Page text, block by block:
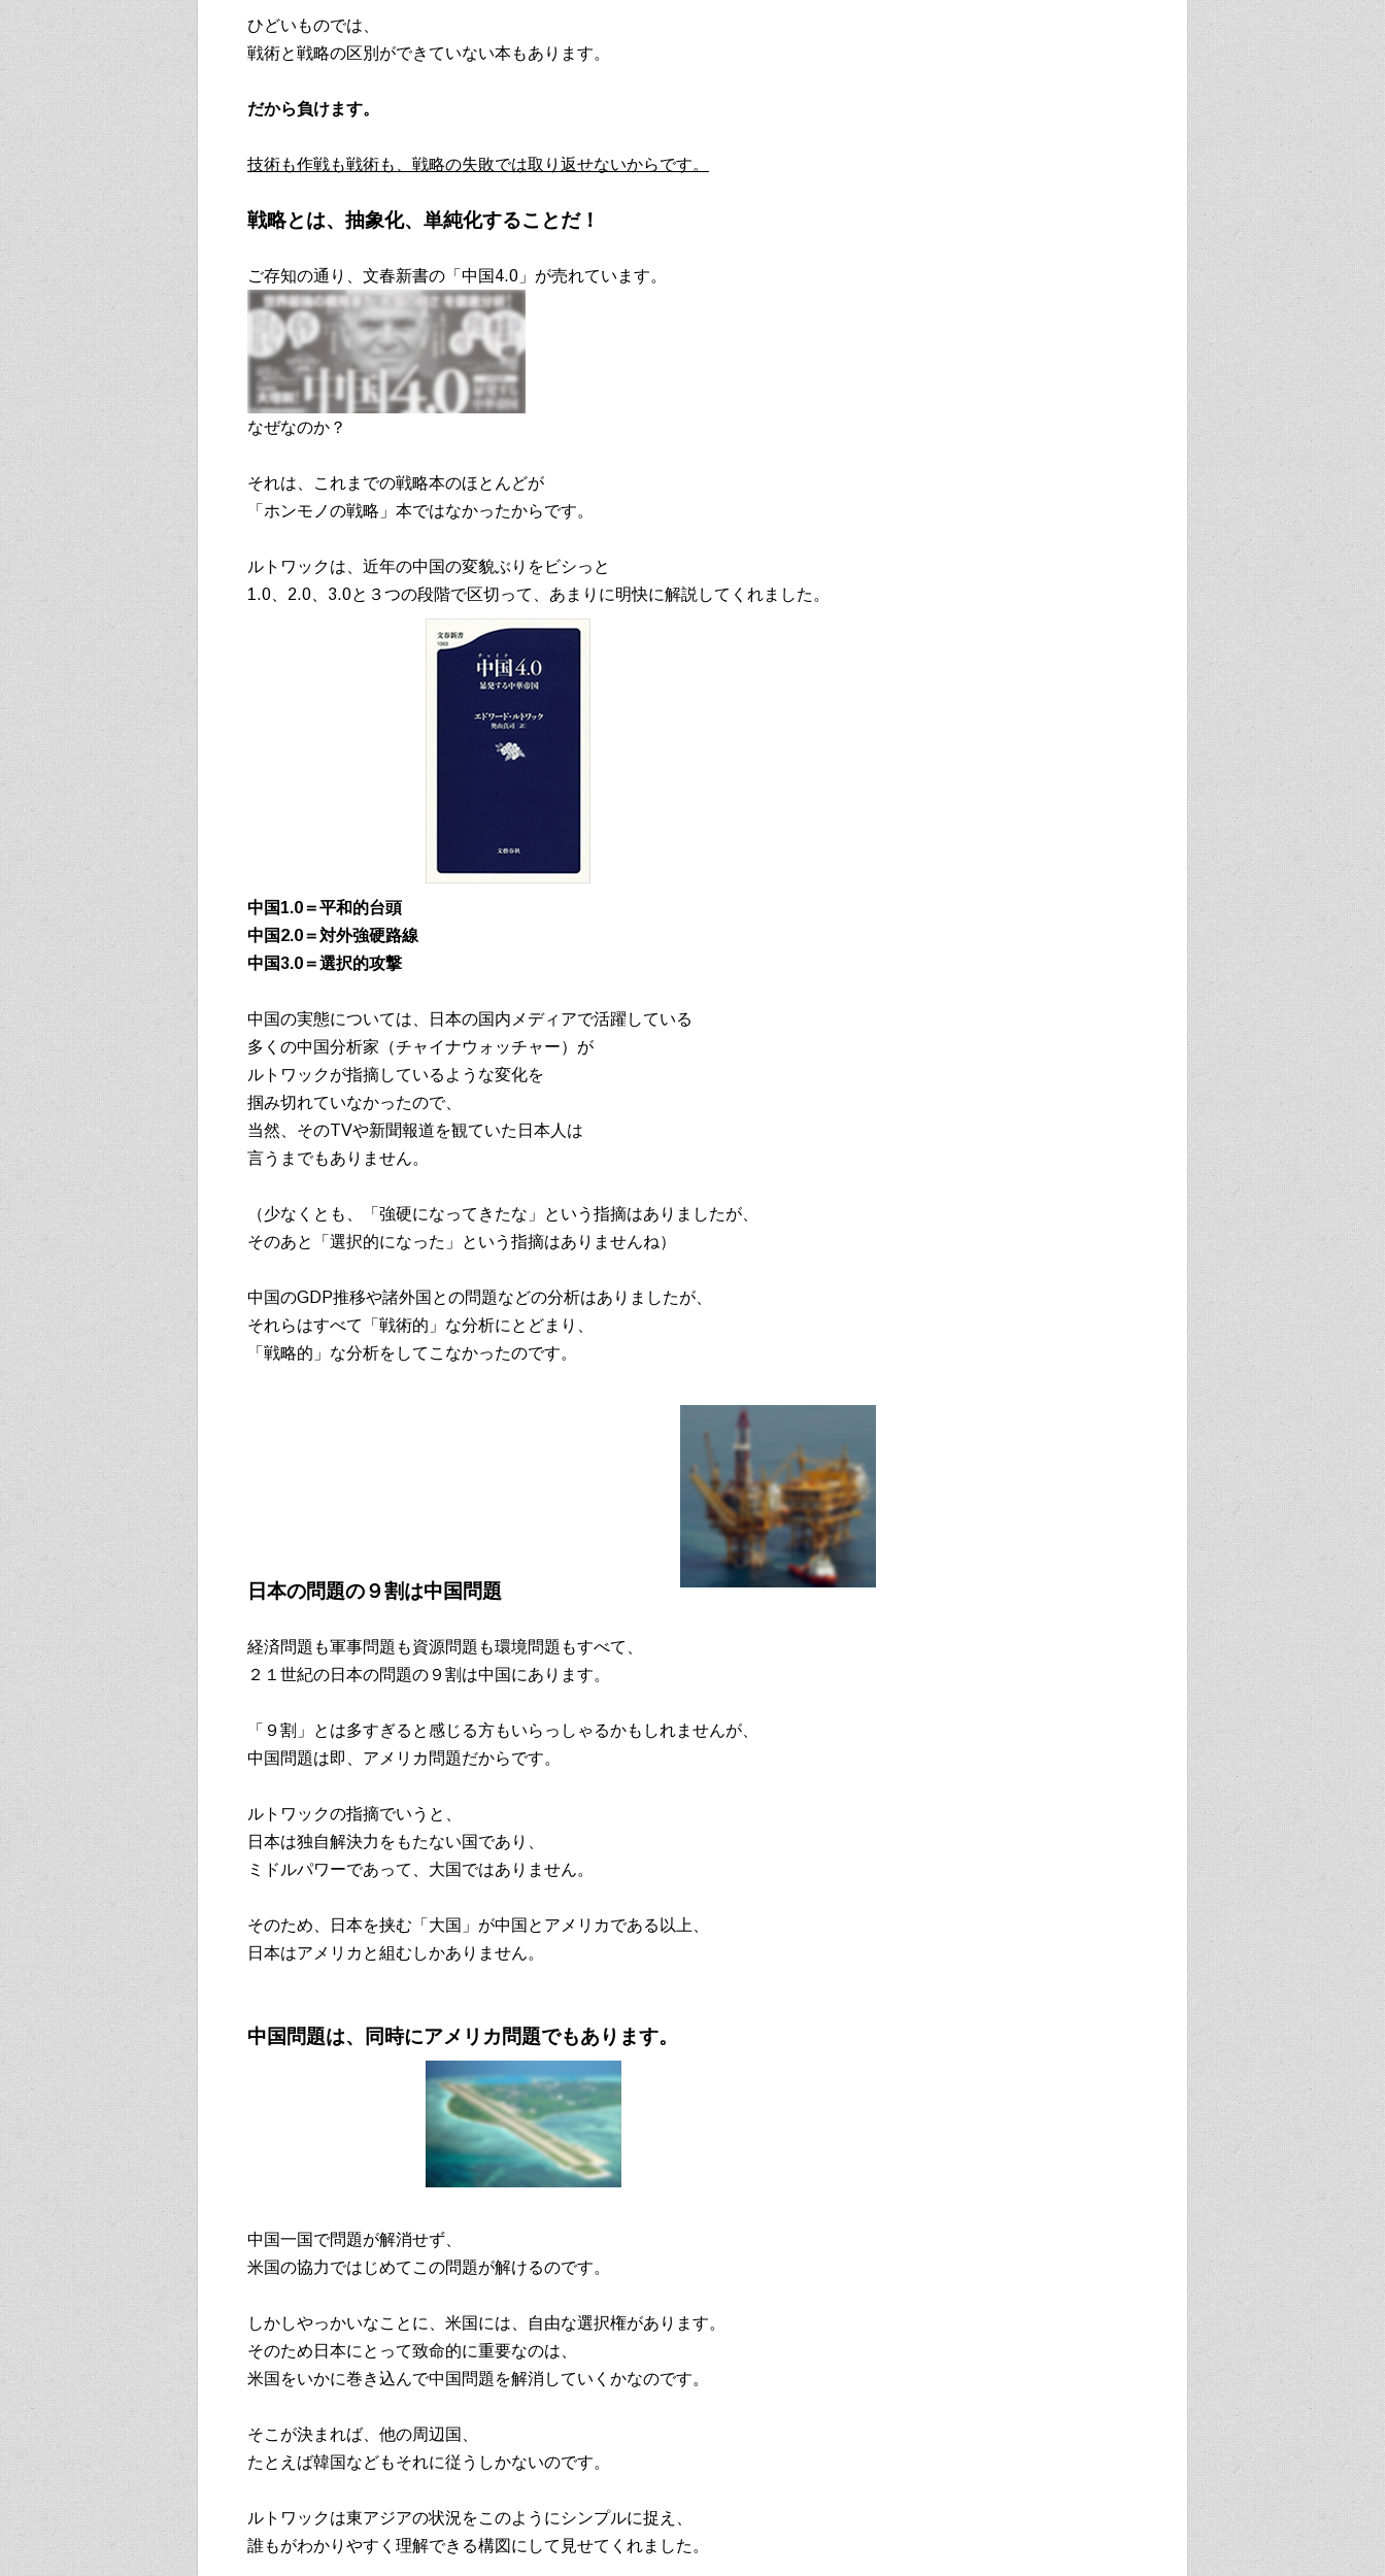
ひどいものでは、
戦術と戦略の区別ができていない本もあります。
だから負けます。
技術も作戦も戦術も、戦略の失敗では取り返せないからです。
戦略とは、抽象化、単純化することだ！
ご存知の通り、文春新書の「中国4.0」が売れています。
なぜなのか？
それは、これまでの戦略本のほとんどが
「ホンモノの戦略」本ではなかったからです。
ルトワックは、近年の中国の変貌ぶりをビシっと
1.0、2.0、3.0と３つの段階で区切って、あまりに明快に解説してくれました。
中国1.0＝平和的台頭
中国2.0＝対外強硬路線
中国3.0＝選択的攻撃
中国の実態については、日本の国内メディアで活躍している
多くの中国分析家（チャイナウォッチャー）が
ルトワックが指摘しているような変化を
掴み切れていなかったので、
当然、そのTVや新聞報道を観ていた日本人は
言うまでもありません。
（少なくとも、「強硬になってきたな」という指摘はありましたが、
そのあと「選択的になった」という指摘はありませんね）
中国のGDP推移や諸外国との問題などの分析はありましたが、
それらはすべて「戦術的」な分析にとどまり、
「戦略的」な分析をしてこなかったのです。
日本の問題の９割は中国問題
経済問題も軍事問題も資源問題も環境問題もすべて、
２１世紀の日本の問題の９割は中国にあります。
「９割」とは多すぎると感じる方もいらっしゃるかもしれませんが、
中国問題は即、アメリカ問題だからです。
ルトワックの指摘でいうと、
日本は独自解決力をもたない国であり、
ミドルパワーであって、大国ではありません。
そのため、日本を挟む「大国」が中国とアメリカである以上、
日本はアメリカと組むしかありません。
中国問題は、同時にアメリカ問題でもあります。
中国一国で問題が解消せず、
米国の協力ではじめてこの問題が解けるのです。
しかしやっかいなことに、米国には、自由な選択権があります。
そのため日本にとって致命的に重要なのは、
米国をいかに巻き込んで中国問題を解消していくかなのです。
そこが決まれば、他の周辺国、
たとえば韓国などもそれに従うしかないのです。
ルトワックは東アジアの状況をこのようにシンプルに捉え、
誰もがわかりやすく理解できる構図にして見せてくれました。